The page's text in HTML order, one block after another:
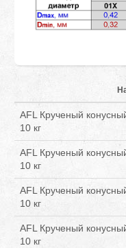
AFL Крученый
10 кг
AFL Крученый
10 кг
AFL Крученый
10 кг
AFL Крученый
10 кг